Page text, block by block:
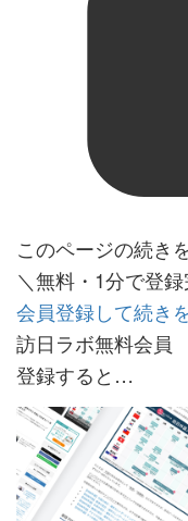
このページの続き
＼無料・1分で登録
会員登録して続き
訪日ラボ無料会員
登録すると…